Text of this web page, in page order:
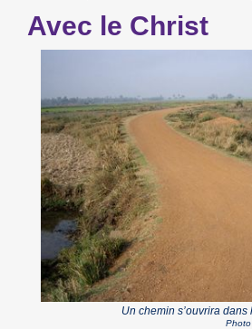
Avec le Christ
Un chemin s’ouvrira